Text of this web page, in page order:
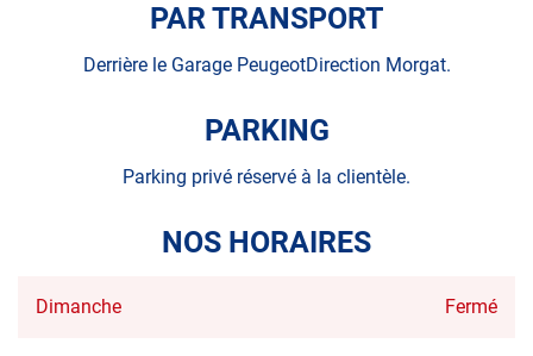
PAR TRANSPORT
Derrière le Garage PeugeotDirection Morgat.
PARKING
Parking privé réservé à la clientèle.
NOS HORAIRES
Horaires
Dimanche Fermé